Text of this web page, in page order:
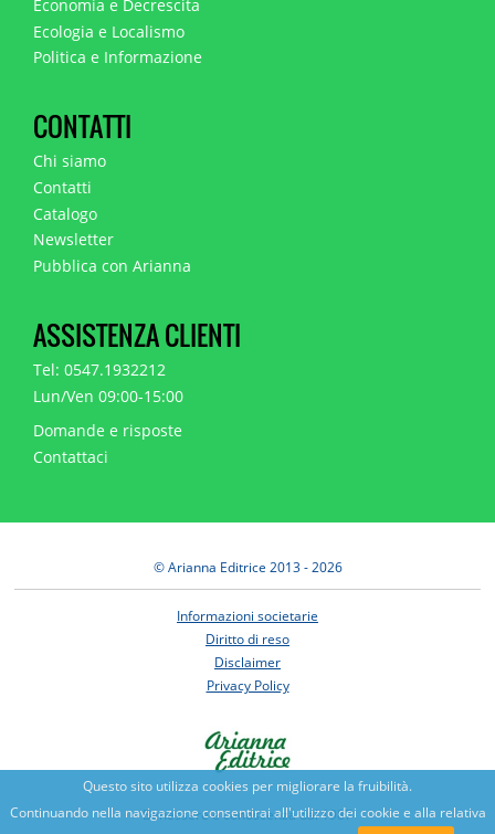
Questo sito utilizza cookies per migliorare la fruibilità.
Continuando nella navigazione consentirai all'utilizzo dei cookie e alla relativa
Economia e Decrescita
Ecologia e Localismo
Politica e Informazione
CONTATTI
Chi siamo
Contatti
Catalogo
Newsletter
Pubblica con Arianna
ASSISTENZA CLIENTI
Tel: 0547.1932212
Lun/Ven 09:00-15:00
Domande e risposte
Contattaci
© Arianna Editrice 2013 - 2026
Informazioni societarie
Diritto di reso
Disclaimer
Privacy Policy
Benessere e conoscenza dal 1987